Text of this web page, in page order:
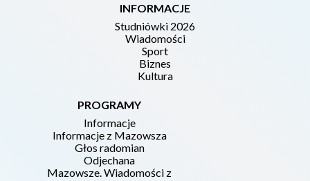
INFORMACJE
Studniówki 2026
Wiadomości
Sport
Biznes
Kultura
PROGRAMY
Informacje
Informacje z Mazowsza
Głos radomian
Odjechana
Mazowsze. Wiadomości z